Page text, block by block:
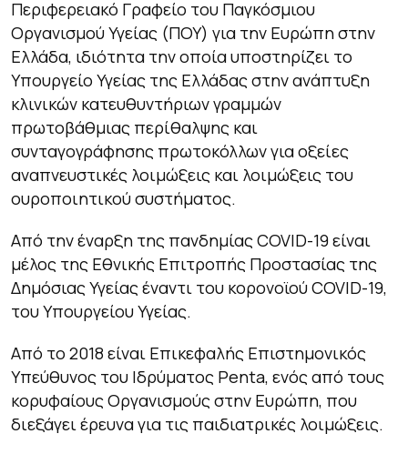
Περιφερειακό Γραφείο του Παγκόσμιου
Οργανισμού Υγείας (ΠΟΥ) για την Ευρώπη στην
Ελλάδα, ιδιότητα την οποία υποστηρίζει το
Υπουργείο Υγείας της Ελλάδας στην ανάπτυξη
κλινικών κατευθυντήριων γραµµών
πρωτοβάθμιας περίθαλψης και
συνταγογράφησης πρωτοκόλλων για οξείες
αναπνευστικές λοιμώξεις και λοιμώξεις του
ουροποιητικού συστήματος.
Από την έναρξη της πανδημίας COVID-19 είναι
µέλος της Εθνικής Επιτροπής Προστασίας της
Δημόσιας Υγείας έναντι του κορονοϊού COVID-19,
του Υπουργείου Υγείας.
Από το 2018 είναι Επικεφαλής Επιστημονικός
Υπεύθυνος του Ιδρύματος Penta, ενός από τους
κορυφαίους Οργανισµούς στην Ευρώπη, που
διεξάγει έρευνα για τις παιδιατρικές λοιµώξεις.